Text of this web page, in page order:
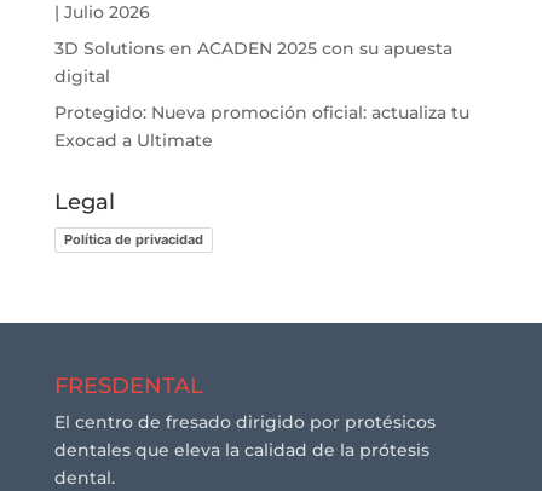
| Julio 2026
3D Solutions en ACADEN 2025 con su apuesta
digital
Protegido: Nueva promoción oficial: actualiza tu
Exocad a Ultimate
Legal
Política de privacidad
FRESDENTAL
El centro de fresado dirigido por protésicos
dentales que eleva la calidad de la prótesis
dental.